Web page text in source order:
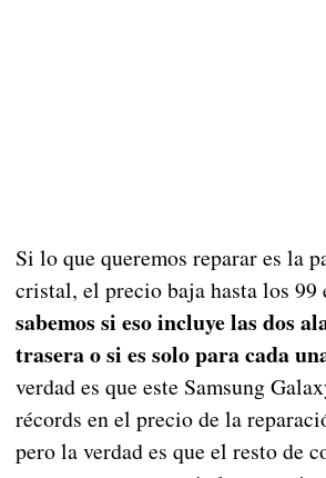
Si lo que queremos reparar es la
cristal, el precio baja hasta los 99
sabemos si eso incluye las dos
trasera o si es solo para cada
verdad es que este Samsung
récords en el precio de la
pero la verdad es que el resto de